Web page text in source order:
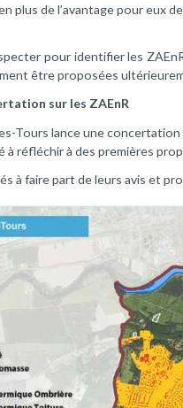
plus de l’avantage pour eux
pour identifier les
être proposées
sur les ZAEnR
Tours lance une
à réfléchir à des premières
à faire part de leurs avis et